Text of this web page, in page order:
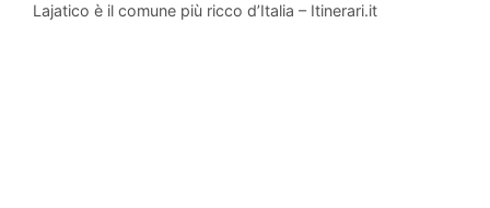
Lajatico è il comune più ricco d’Italia – Itinerari.it